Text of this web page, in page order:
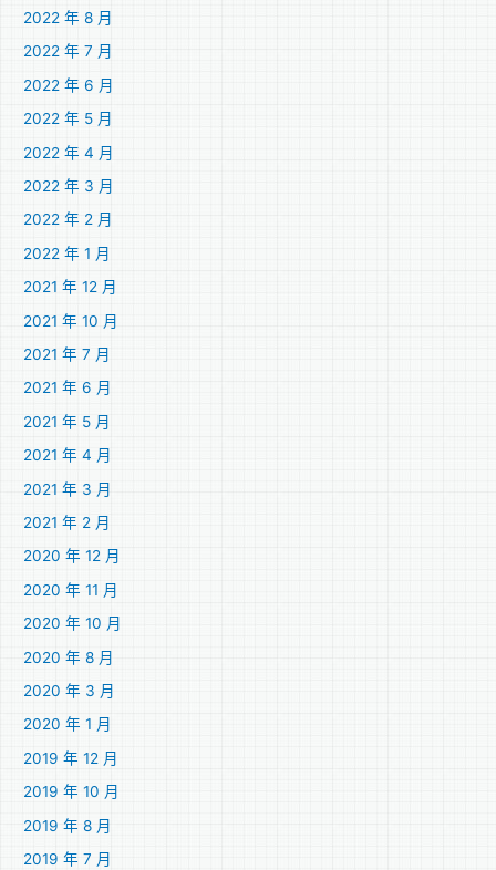
2022 年 8 月
2022 年 7 月
2022 年 6 月
2022 年 5 月
2022 年 4 月
2022 年 3 月
2022 年 2 月
2022 年 1 月
2021 年 12 月
2021 年 10 月
2021 年 7 月
2021 年 6 月
2021 年 5 月
2021 年 4 月
2021 年 3 月
2021 年 2 月
2020 年 12 月
2020 年 11 月
2020 年 10 月
2020 年 8 月
2020 年 3 月
2020 年 1 月
2019 年 12 月
2019 年 10 月
2019 年 8 月
2019 年 7 月